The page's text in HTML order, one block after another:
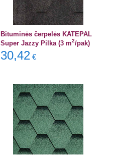
Bituminės čerpelės KATEPAL
Super Jazzy Pilka (3 m2/pak)
30,42 €